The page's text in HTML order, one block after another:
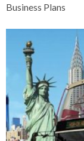
Business Plans